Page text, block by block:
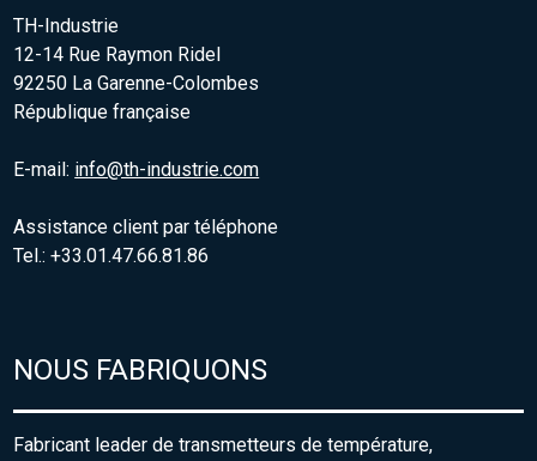
TH-Industrie
12-14 Rue Raymon Ridel
92250 La Garenne-Colombes
République française
E-mail: info@th-industrie.com
Assistance client par téléphone
Tel.: +33.01.47.66.81.86
NOUS FABRIQUONS
Fabricant leader de transmetteurs de température,